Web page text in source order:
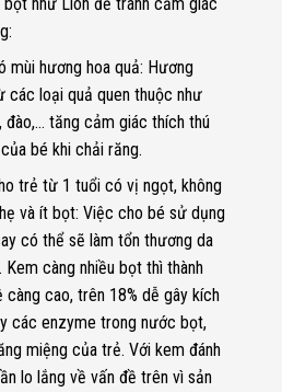
mùi hương hoa quả: Hương
các loại quả quen thuộc như
đào,… tăng cảm giác thích thú
bé khi chải răng.
trẻ từ 1 tuổi có vị ngọt, không
và ít bọt: Việc cho bé sử dụng
có thể sẽ làm tổn thương da
càng nhiều bọt thì thành
cao, trên 18% dễ gây kích
các enzyme trong nước bọt,
miệng của trẻ. Với kem đánh
lo lắng về vấn đề trên vì sản